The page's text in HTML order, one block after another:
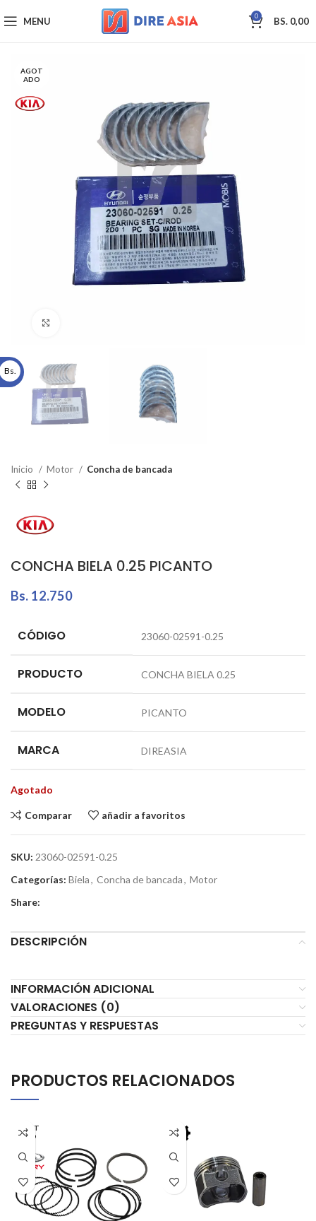
MENU 0 BS. 0,00
AGOT
ADO
Inicio Motor Concha de bancada
CONCHA BIELA 0.25 PICANTO
Bs. 12.750
CÓDIGO 23060-02591-0.25
PRODUCTO CONCHA BIELA 0.25
MODELO PICANTO
MARCA DIREASIA
Agotado
Comparar añadir a favoritos
SKU: 23060-02591-0.25
Categorías: Biela, Concha de bancada, Motor
Share:
DESCRIPCIÓN
INFORMACIÓN ADICIONAL
VALORACIONES (0)
PREGUNTAS Y RESPUESTAS
PRODUCTOS RELACIONADOS
AGOT
ADO
Bs.